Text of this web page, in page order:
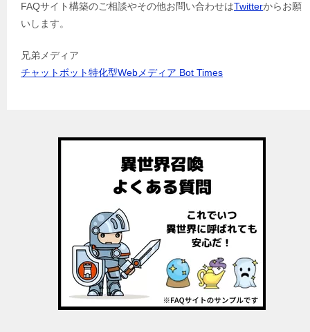
FAQサイト構築のご相談やその他お問い合わせはTwitterからお願
いします。
兄弟メディア
チャットボット特化型Webメディア Bot Times